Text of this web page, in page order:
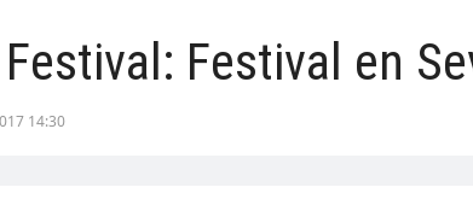
Festival en
14:30